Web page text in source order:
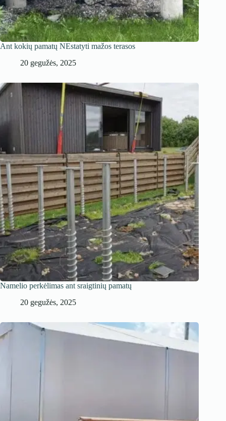
Ant kokių pamatų NEstatyti mažos terasos
20 gegužės, 2025
Namelio perkėlimas ant sraigtinių pamatų
20 gegužės, 2025